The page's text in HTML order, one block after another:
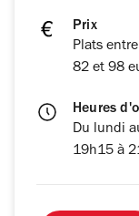
Prix
Plats
82 et 98
Heures
Du lundi
19h15 à